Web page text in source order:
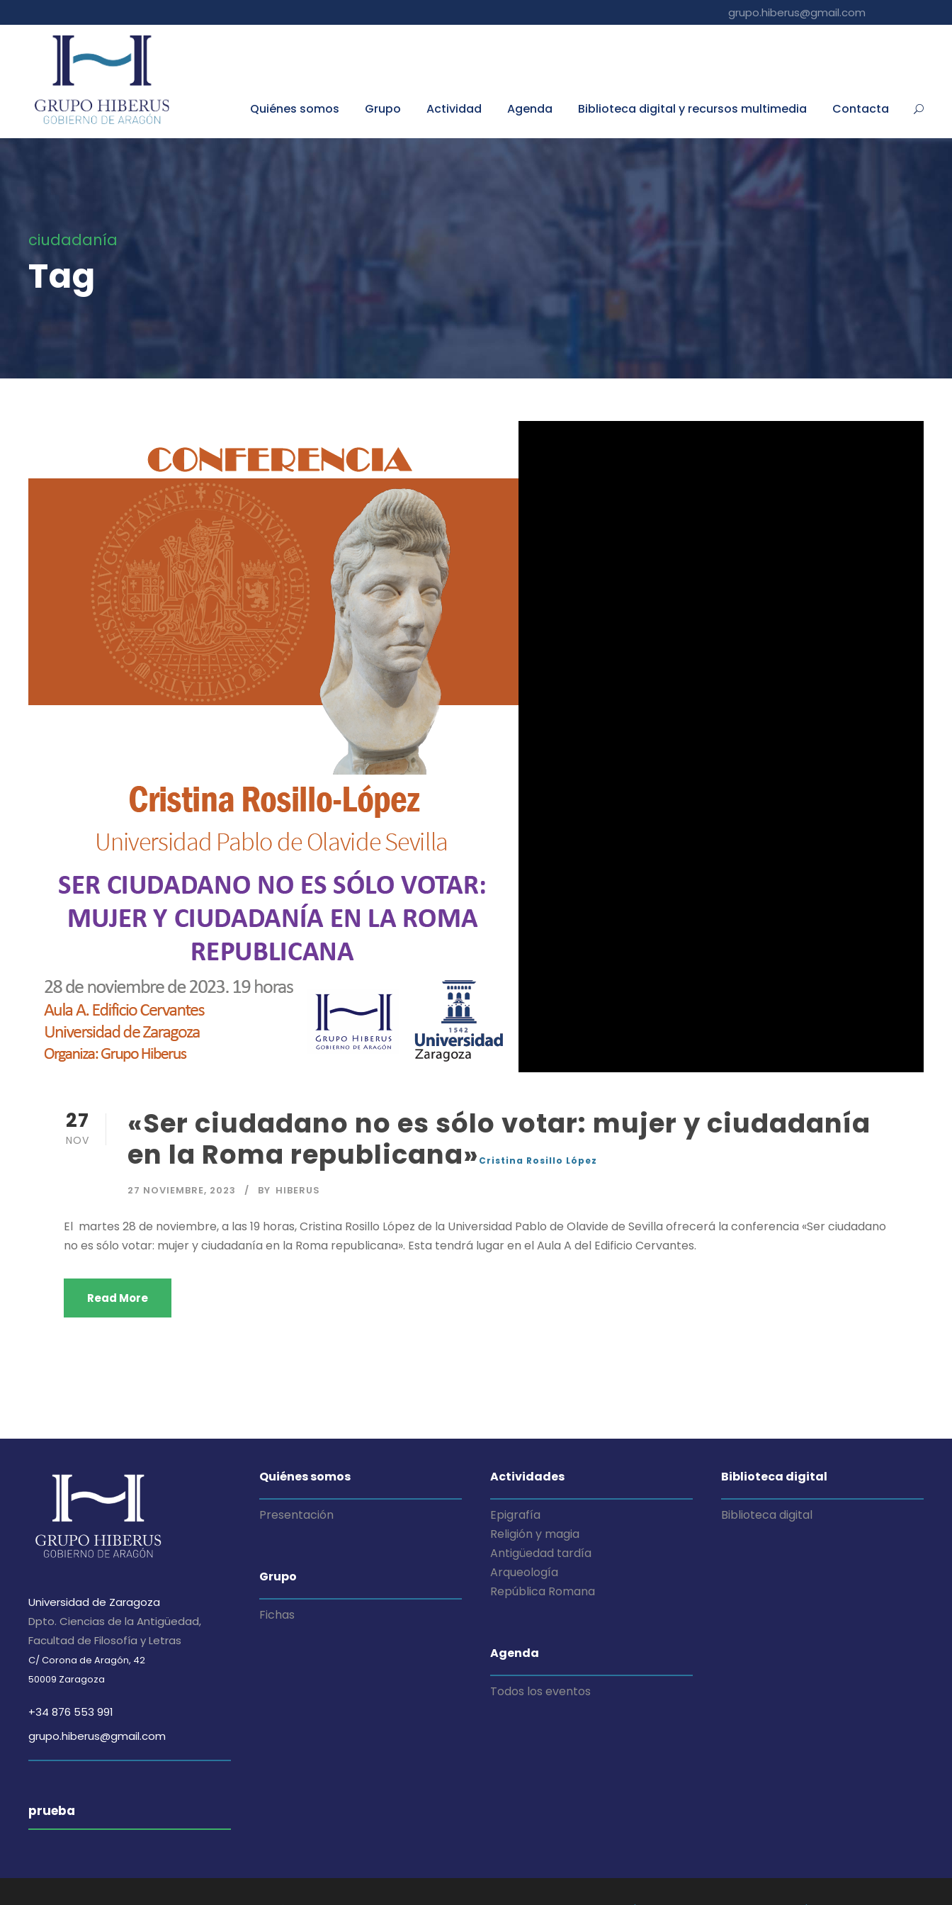
grupo.hiberus@gmail.com
Quiénes somos Grupo Actividad Agenda Biblioteca digital y recursos multimedia Contacta
ciudadanía
Tag
27
NOV
«Ser ciudadano no es sólo votar: mujer y ciudadanía
en la Roma republicana» Cristina Rosillo López
27 NOVIEMBRE, 2023 BY HIBERUS
El martes 28 de noviembre, a las 19 horas, Cristina Rosillo López de la Universidad Pablo de Olavide de Sevilla ofrecerá la conferencia «Ser ciudadano
no es sólo votar: mujer y ciudadanía en la Roma republicana». Esta tendrá lugar en el Aula A del Edificio Cervantes.
Read More
Universidad de Zaragoza
Dpto. Ciencias de la Antigüedad,
Facultad de Filosofía y Letras
C/ Corona de Aragón, 42
50009 Zaragoza
+34 876 553 991
grupo.hiberus@gmail.com
prueba
Quiénes somos
Presentación
Grupo
Fichas
Actividades
Epigrafía
Religión y magia
Antigüedad tardía
Arqueología
República Romana
Agenda
Todos los eventos
Biblioteca digital
Biblioteca digital